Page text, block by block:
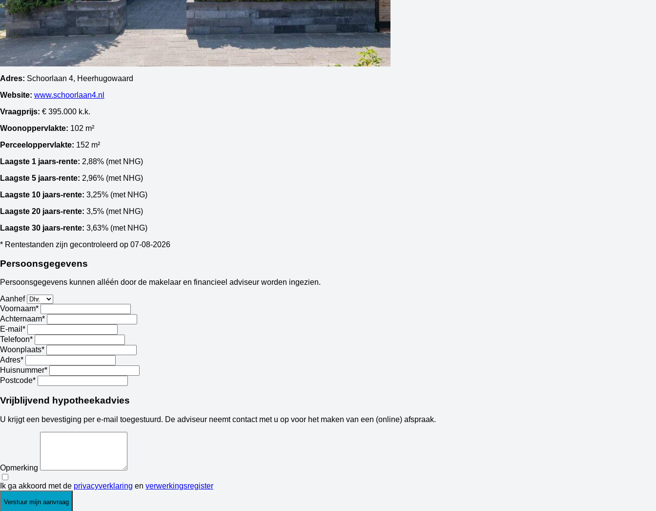
Adres: Schoorlaan 4, Heerhugowaard
Website: www.schoorlaan4.nl
Vraagprijs: € 395.000 k.k.
Woonoppervlakte: 102 m²
Perceeloppervlakte: 152 m²
Laagste 1 jaars-rente: 2,88% (met NHG)
Laagste 5 jaars-rente: 2,96% (met NHG)
Laagste 10 jaars-rente: 3,25% (met NHG)
Laagste 20 jaars-rente: 3,5% (met NHG)
Laagste 30 jaars-rente: 3,63% (met NHG)
* Rentestanden zijn gecontroleerd op 07-08-2026
Persoonsgegevens
Persoonsgegevens kunnen alléén door de makelaar en financieel adviseur worden ingezien.
Aanhef
Voornaam*
Achternaam*
E-mail*
Telefoon*
Woonplaats*
Adres*
Huisnummer*
Postcode*
Vrijblijvend hypotheekadvies
U krijgt een bevestiging per e-mail toegestuurd. De adviseur neemt contact met u op voor het maken van een (online) afspraak.
Opmerking
Ik ga akkoord met de privacyverklaring en verwerkingsregister
Verstuur mijn aanvraag